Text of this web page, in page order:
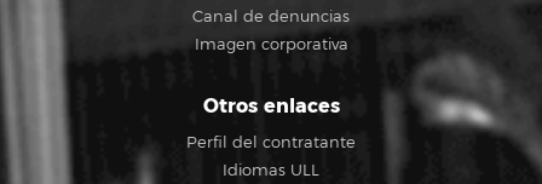
Canal de denuncias
Imagen corporativa
Otros enlaces
Perfil del contratante
Idiomas ULL